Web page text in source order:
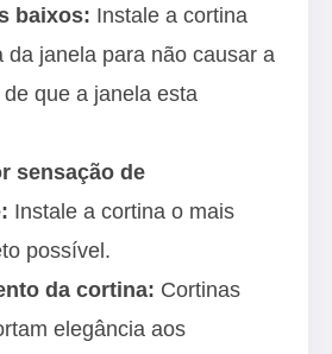
baixos: Instale a cortina
da janela para não causar a
que a janela esta
sensação de
Instale a cortina o mais
possível.
da cortina: Cortinas
elegância aos